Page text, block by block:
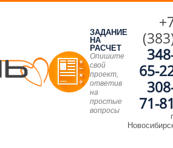
ЗАДАНИЕ
НА
РАСЧЕТ
Опишите
свой
проект,
ответив
на
простые
вопросы
65-
71-